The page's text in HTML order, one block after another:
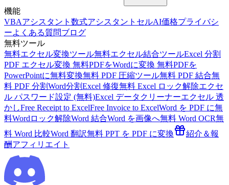
機能
VBAアシスタント 数式アシスタント セルAI価格プライバシ
ーよくある質問ブログ
無料ツール
無料エクセル変換ツール無料エクセル結合ツールExcel 分割
PDF エクセル変換 無料PDFをWordに変換 無料PDFを
PowerPointに無料変換無料 PDF 圧縮ツール無料 PDF 結合無
料 PDF 分割Word分割Excel 修復無料 Excel ロック解除エクセ
ル パスワード設定 (無料)Excel データクリーナーエクセル 透
かしFree Receipt to ExcelFree Invoice to ExcelWord を PDF に無
料Wordロック解除Word 結合Word を画像へ無料 Word OCR無
料 Word 比較Word 翻訳無料 PPT を PDF に変換
紹介＆報
酬アフィリエイト